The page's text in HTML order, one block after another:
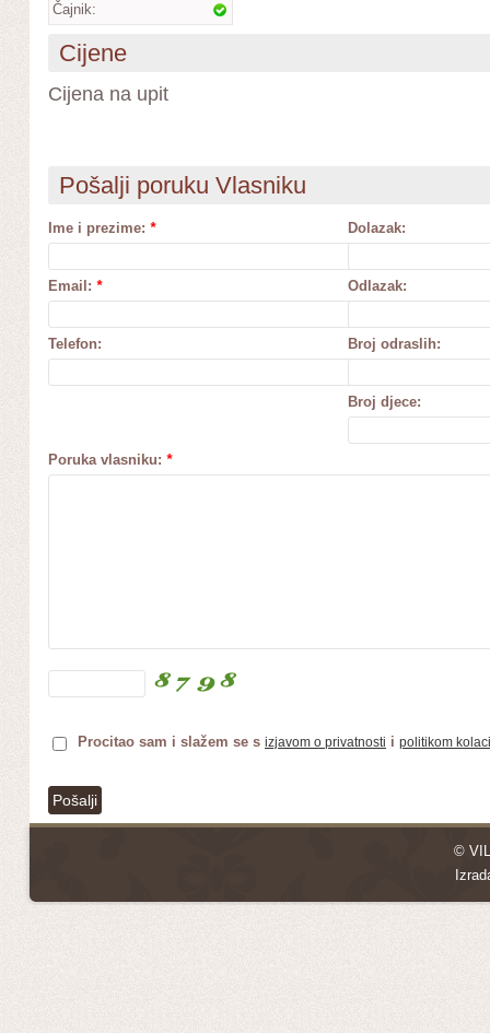
Čajnik:
Cijene
Cijena na upit
Pošalji poruku Vlasniku
Ime i prezime: *
Email: *
Telefon:
Dolazak:
Odlazak:
Broj odraslih:
Broj djece:
Poruka vlasniku: *
Procitao sam i slažem se s izjavom o privatnosti i politikom
©